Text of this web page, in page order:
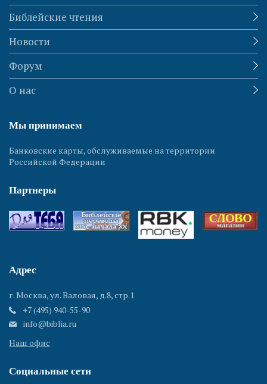
Библейские чтения
Новости
Форум
О нас
Мы принимаем
Банковские карты, обслуживаемые на территории
Российской Федерации
Партнеры
Адрес
г. Москва, ул. Валовая, д.8, стр.1
+7 (495) 940-55-90
info@biblia.ru
Наш офис
Социальные сети